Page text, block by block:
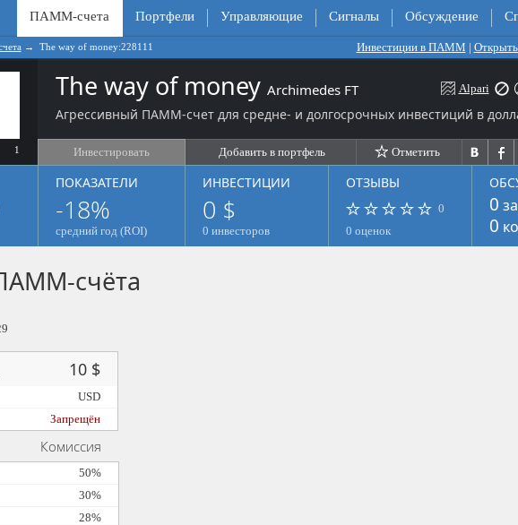
ПАММ-счета Портфели Управляющие Сигналы Обсуждение
→ The way of money:228111 Инвестиции в ПАММ |
1
The way of money Archimedes FT
Агрессивный ПАММ-счет для средне- и долгосрочных инвестиций в
Alpari
Инвестировать Добавить в портфель Отметить
ПОКАЗАТЕЛИ
-18%
средний год (ROI)
ИНВЕСТИЦИИ
0 $
0 инвесторов
ОТЗЫВЫ
0
0 оценок
0
0
счёта
10 $
USD
Запрещён
Комиссия
50%
30%
28%